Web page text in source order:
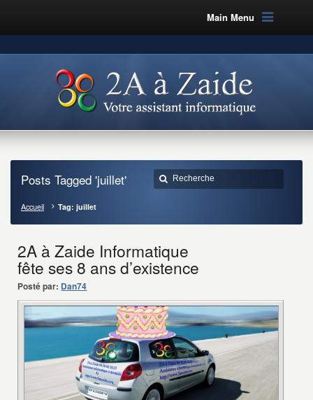
Main Menu
Posts Tagged 'juillet'
Accueil Tag: juillet
2A à Zaide Informatique
fête ses 8 ans d’existence
Posté par: Dan74